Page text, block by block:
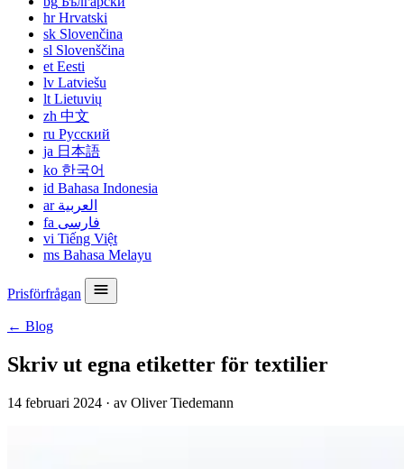
hrHrvatski
sk Slovenčina
sl Slovenščina
et Eesti
lv Latviešu
lt Lietuvių
zh 中文
ru Русский
ja 日本語
ko 한국어
id Bahasa Indonesia
ar العربية
fa فارسی
vi Tiếng Việt
ms Bahasa Melayu
Prisförfrågan
← Blog
Skriv ut egna etiketter för textilier
14 februari 2024 · av Oliver Tiedemann